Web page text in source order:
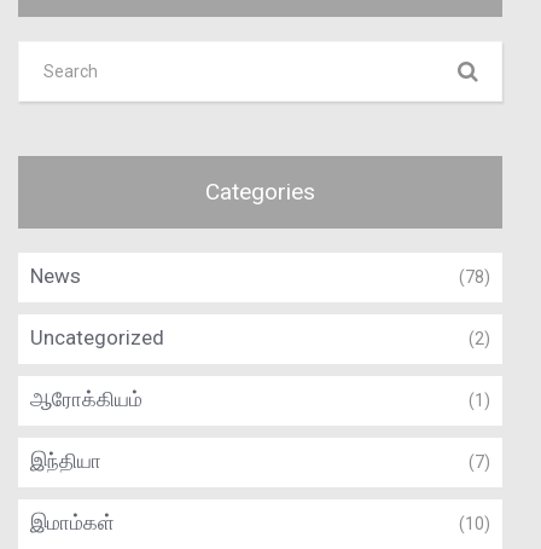
Categories
News (78)
Uncategorized (2)
ஆரோக்கியம் (1)
இந்தியா (7)
இமாம்கள் (10)